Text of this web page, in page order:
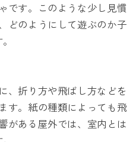
です。このような少し見慣
どのようにして遊ぶのか子
、折り方や飛ばし方などを
す。紙の種類によっても飛
がある屋外では、室内とは